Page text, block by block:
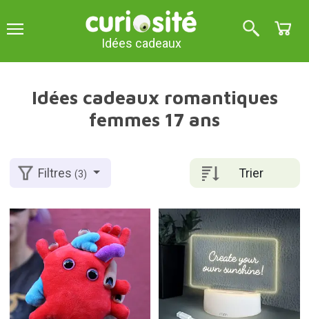
Idées cadeaux
Idées cadeaux romantiques
femmes 17 ans
Trier
Filtres(3)